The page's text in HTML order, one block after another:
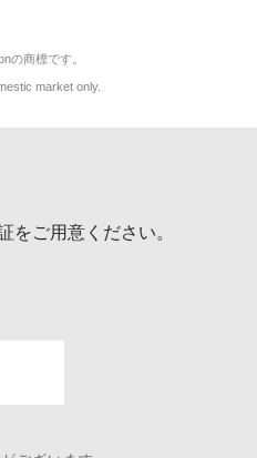
の商標です。
market only.
をご用意ください。